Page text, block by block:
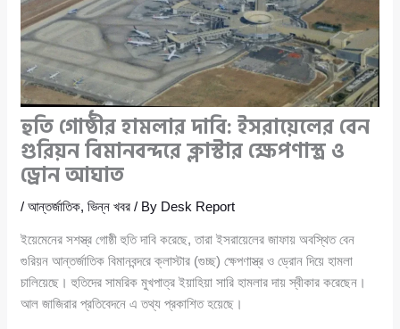
হুতি গোষ্ঠীর হামলার দাবি: ইসরায়েলের বেন
গুরিয়ন বিমানবন্দরে ক্লাস্টার ক্ষেপণাস্ত্র ও
ড্রোন আঘাত
/আন্তর্জাতিক,ভিন্ন খবর / By Desk Report
ইয়েমেনের সশস্ত্র গোষ্ঠী হুতি দাবি করেছে, তারা ইসরায়েলের জাফায় অবস্থিত বেন
গুরিয়ন আন্তর্জাতিক বিমানবন্দরে ক্লাস্টার (গুচ্ছ) ক্ষেপণাস্ত্র ও ড্রোন দিয়ে হামলা
চালিয়েছে। হুতিদের সামরিক মুখপাত্র ইয়াহিয়া সারি হামলার দায় স্বীকার করেছেন।
আল জাজিরার প্রতিবেদনে এ তথ্য প্রকাশিত হয়েছে।